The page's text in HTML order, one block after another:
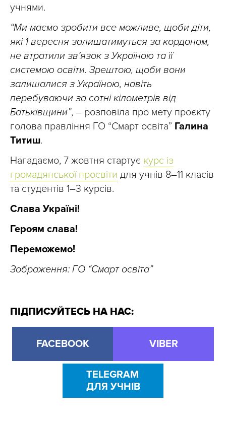
учнями.
“Ми маємо зробити все можливе, щоби діти,
які 1 вересня залишатимуться за кордоном,
не втратили зв’язок з Україною та її
системою освіти. Зрештою, щоби вони
залишалися з Україною, навіть
перебуваючи за сотні кілометрів від
Батьківщини”, – розповіла про мету проєкту
голова правління ГО “Смарт освіта” Галина
Титиш.
Нагадаємо, 7 жовтня стартує курс із
громадянської просвіти для учнів 8–11 класів
та студентів 1–3 курсів.
Слава Україні!
Героям слава!
Переможемо!
Зображення: ГО “Смарт освіта”
ПІДПИСУЙТЕСЬ НА НАС:
FACEBOOK VIBER
TELEGRAM
ДЛЯ УЧНІВ